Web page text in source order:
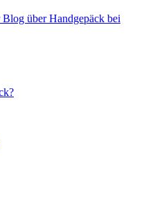
über Handgepäck bei